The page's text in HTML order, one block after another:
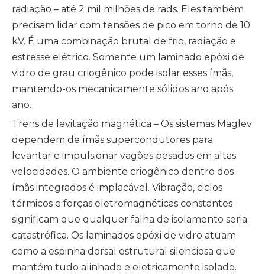
radiação – até 2 mil milhões de rads. Eles também
precisam lidar com tensões de pico em torno de 10
kV. É uma combinação brutal de frio, radiação e
estresse elétrico. Somente um laminado epóxi de
vidro de grau criogênico pode isolar esses ímãs,
mantendo-os mecanicamente sólidos ano após
ano.
Trens de levitação magnética – Os sistemas Maglev
dependem de ímãs supercondutores para
levantar e impulsionar vagões pesados ​​em altas
velocidades. O ambiente criogênico dentro dos
ímãs integrados é implacável. Vibração, ciclos
térmicos e forças eletromagnéticas constantes
significam que qualquer falha de isolamento seria
catastrófica. Os laminados epóxi de vidro atuam
como a espinha dorsal estrutural silenciosa que
mantém tudo alinhado e eletricamente isolado.